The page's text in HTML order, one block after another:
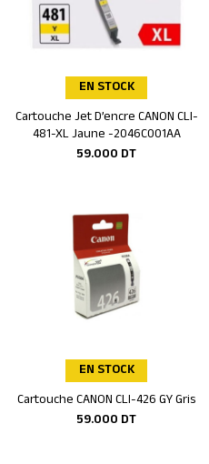
EN STOCK
Ajouter au panier
Cartouche Jet D’encre CANON CLI-
481-XL Jaune -2046C001AA
59.000 DT
EN STOCK
Ajouter au panier
Cartouche CANON CLI-426 GY Gris
59.000 DT